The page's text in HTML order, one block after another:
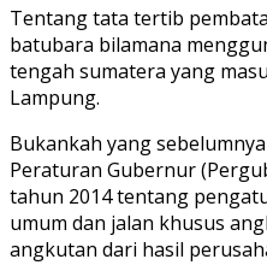
Tentang tata tertib
batubara bilamana
tengah sumatera yang
Lampung.
Bukankah yang
Peraturan Gubernur
tahun 2014 tentang
umum dan jalan khusus
angkutan dari hasil